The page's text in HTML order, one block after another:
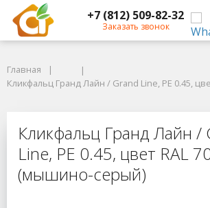
+7 (812) 509-82-32
Заказать звонок
Кликфальц Гранд Лайн / Grand Line, PE 0.45,
Кликфальц Гранд
Главная
Кликфальц Гранд Лайн / Grand Line, PE 0.45,
Кликфальц Гранд Лайн /
Line, PE 0.45, цвет RAL
(мышино-серый)